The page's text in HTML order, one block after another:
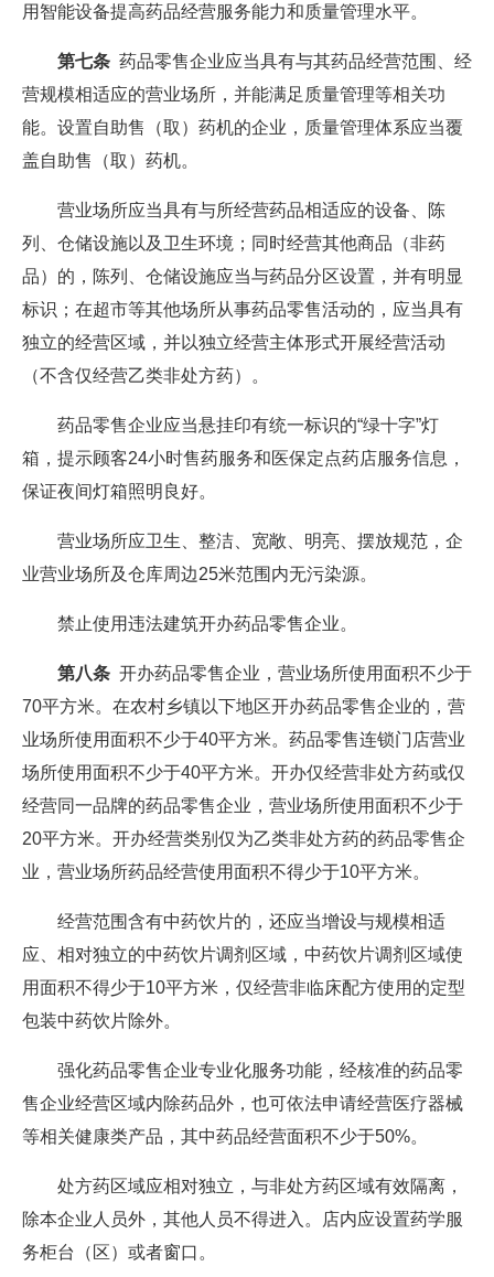
用智能设备提高药品经营服务能力和质量管理水平。
第七条 药品零售企业应当具有与其药品经营范围、经
营规模相适应的营业场所，并能满足质量管理等相关功
能。设置自助售（取）药机的企业，质量管理体系应当覆
盖自助售（取）药机。
营业场所应当具有与所经营药品相适应的设备、陈
列、仓储设施以及卫生环境；同时经营其他商品（非药
品）的，陈列、仓储设施应当与药品分区设置，并有明显
标识；在超市等其他场所从事药品零售活动的，应当具有
独立的经营区域，并以独立经营主体形式开展经营活动
（不含仅经营乙类非处方药）。
药品零售企业应当悬挂印有统一标识的“绿十字”灯
箱，提示顾客24小时售药服务和医保定点药店服务信息，
保证夜间灯箱照明良好。
营业场所应卫生、整洁、宽敞、明亮、摆放规范，企
业营业场所及仓库周边25米范围内无污染源。
禁止使用违法建筑开办药品零售企业。
第八条 开办药品零售企业，营业场所使用面积不少于
70平方米。在农村乡镇以下地区开办药品零售企业的，营
业场所使用面积不少于40平方米。药品零售连锁门店营业
场所使用面积不少于40平方米。开办仅经营非处方药或仅
经营同一品牌的药品零售企业，营业场所使用面积不少于
20平方米。开办经营类别仅为乙类非处方药的药品零售企
业，营业场所药品经营使用面积不得少于10平方米。
经营范围含有中药饮片的，还应当增设与规模相适
应、相对独立的中药饮片调剂区域，中药饮片调剂区域使
用面积不得少于10平方米，仅经营非临床配方使用的定型
包装中药饮片除外。
强化药品零售企业专业化服务功能，经核准的药品零
售企业经营区域内除药品外，也可依法申请经营医疗器械
等相关健康类产品，其中药品经营面积不少于50%。
处方药区域应相对独立，与非处方药区域有效隔离，
除本企业人员外，其他人员不得进入。店内应设置药学服
务柜台（区）或者窗口。